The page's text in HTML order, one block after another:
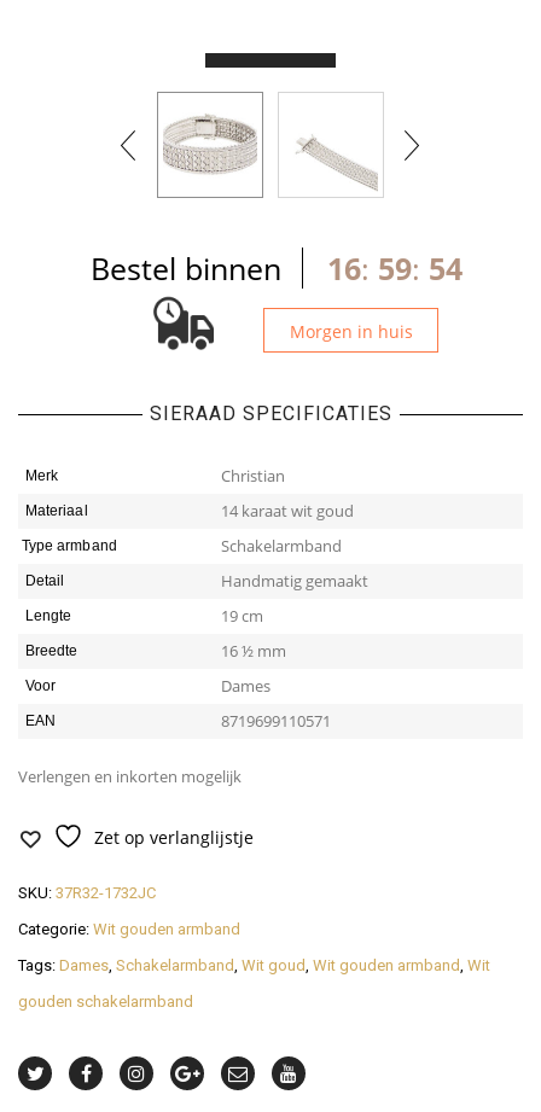
Bestel binnen 16: 59: 53
Morgen in huis
SIERAAD SPECIFICATIES
Merk Christian
Materiaal 14 karaat wit goud
Type armband Schakelarmband
Detail Handmatig gemaakt
Lengte 19 cm
Breedte 16 ½ mm
Voor Dames
EAN 8719699110571
Verlengen en inkorten mogelijk
Zet op verlanglijstje
SKU: 37R32-1732JC
Categorie: Wit gouden armband
Tags: Dames, Schakelarmband, Wit goud, Wit gouden armband, Wit
gouden schakelarmband